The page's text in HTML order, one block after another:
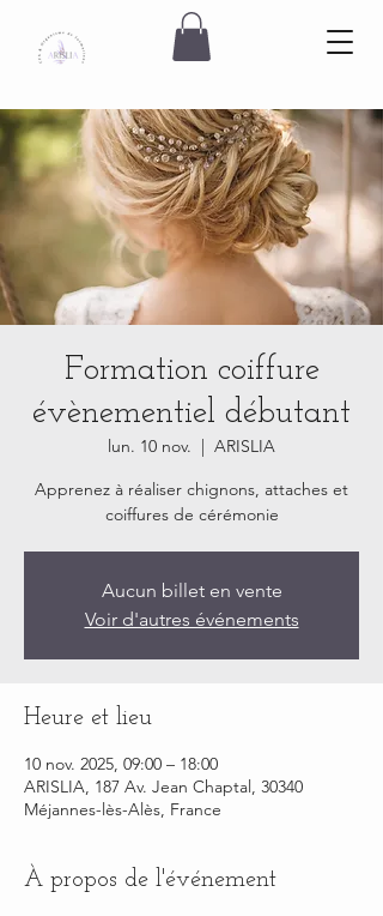
Formation coiffure
évènementiel débutant
lun. 10 nov.
  |
ARISLIA
Apprenez à réaliser chignons, attaches et
coiffures de cérémonie
Aucun billet en vente
Voir d'autres événements
Heure et lieu
10 nov. 2025, 09:00 – 18:00
ARISLIA, 187 Av. Jean Chaptal, 30340
Méjannes-lès-Alès, France
À propos de l'événement